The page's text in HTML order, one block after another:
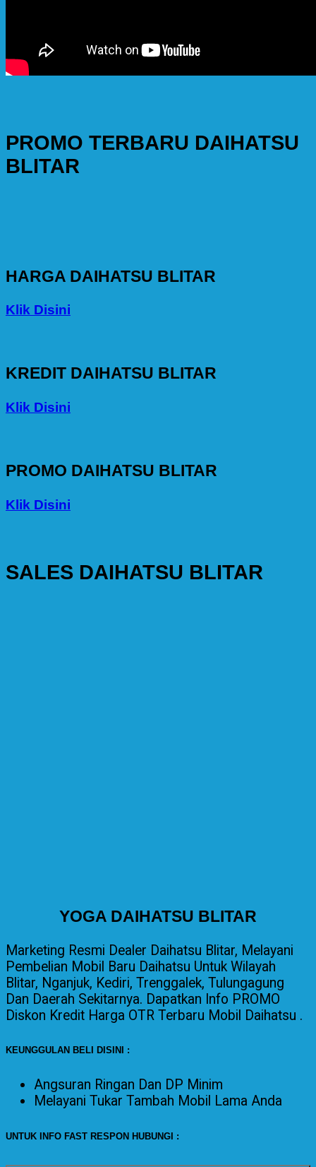
PROMO TERBARU DAIHATSU
BLITAR
HARGA DAIHATSU BLITAR
Klik Disini
KREDIT DAIHATSU BLITAR
Klik Disini
PROMO DAIHATSU BLITAR
Klik Disini
SALES DAIHATSU BLITAR
YOGA DAIHATSU BLITAR
Marketing Resmi Dealer Daihatsu Blitar, Melayani
Pembelian Mobil Baru Daihatsu Untuk Wilayah
Blitar, Nganjuk, Kediri, Trenggalek, Tulungagung
Dan Daerah Sekitarnya. Dapatkan Info PROMO
Diskon Kredit Harga OTR Terbaru Mobil Daihatsu .
KEUNGGULAN BELI DISINI :
Angsuran Ringan Dan DP Minim
Melayani Tukar Tambah Mobil Lama Anda
UNTUK INFO FAST RESPON HUBUNGI :